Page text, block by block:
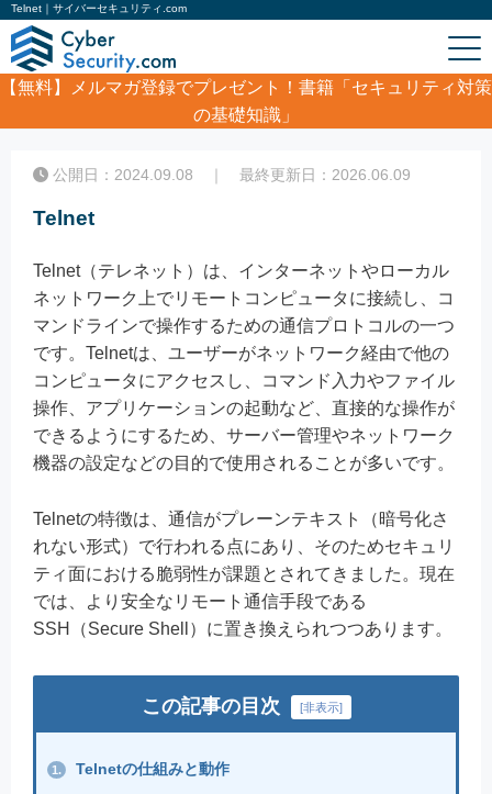
Telnet｜サイバーセキュリティ.com
【無料】
メルマガ登録でプレゼント！書籍「セキュリティ対策
の基礎知識」
Telnet
公開日：2024.09.08 ｜ 最終更新日：2026.06.09
Telnet
Telnet（テレネット）は、インターネットやローカル
ネットワーク上でリモートコンピュータに接続し、コ
マンドラインで操作するための通信プロトコルの一つ
です。Telnetは、ユーザーがネットワーク経由で他の
コンピュータにアクセスし、コマンド入力やファイル
操作、アプリケーションの起動など、直接的な操作が
できるようにするため、サーバー管理やネットワーク
機器の設定などの目的で使用されることが多いです。
Telnetの特徴は、通信がプレーンテキスト（暗号化さ
れない形式）で行われる点にあり、そのためセキュリ
ティ面における脆弱性が課題とされてきました。現在
では、より安全なリモート通信手段である
SSH（Secure Shell）に置き換えられつつあります。
この記事の目次 [非表示]
1. Telnetの仕組みと動作